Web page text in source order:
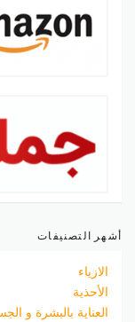
أشهر التصنيفات
الازياء
الأحذية
العناية بالبشرة و